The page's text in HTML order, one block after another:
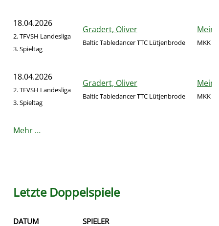
18.04.2026
2. TFVSH Landesliga
3. Spieltag
Gradert, Oliver
Baltic Tabledancer TTC Lütjenbrode MKK
18.04.2026
2. TFVSH Landesliga
3. Spieltag
Gradert, Oliver
Baltic Tabledancer TTC Lütjenbrode MKK
Mehr …
Letzte Doppelspiele
DATUM SPIELER